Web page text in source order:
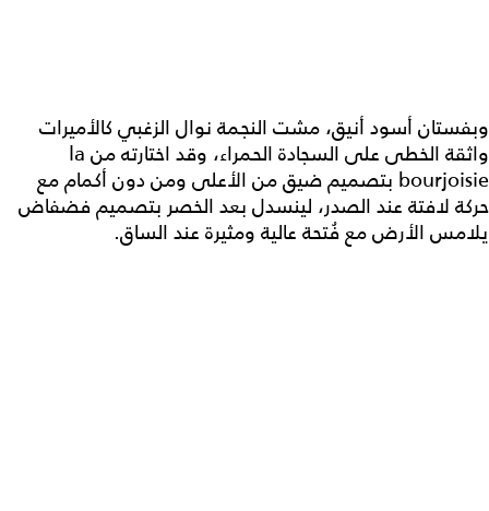
وبفستان أسود أنيق، مشت النجمة نوال الزغبي كالأميرات
واثقة الخطى على السجادة الحمراء، وقد اختارته من la
bourjoisie بتصميم ضيق من الأعلى ومن دون أكمام مع
حركة لافتة عند الصدر، لينسدل بعد الخصر بتصميم فضفاض
يلامس الأرض مع فُتحة عالية ومثيرة عند الساق.